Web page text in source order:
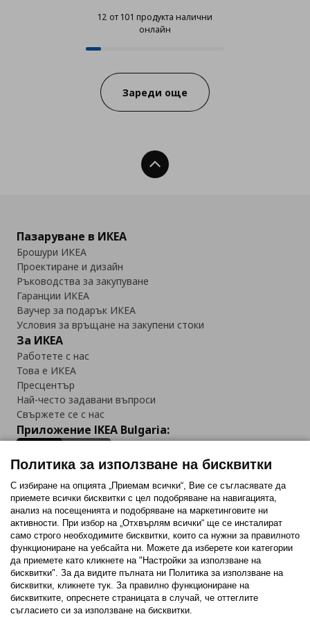
12 от 101 продукта налични
онлайн
12 от 101 продукта налични
Progress:
Зареди още
Нагоре
Пазаруване в ИКЕА
Брошури ИКЕА
Проектиране и дизайн
Ръководства за закупуване
Гаранции ИКЕА
Ваучер за подарък ИКЕА
Условия за връщане на закупени стоки
За ИКЕА
Работете с нас
Това е ИКЕА
Пресцентър
Най-често задавани въпроси
Свържете се с нас
Приложение IKEA Bulgaria:
Последвайте ни:
FacebookTwitterYoutubePinterestInstagram
Политика за използване на бисквитки (Cookies)
Политика за използване на бисквитки
С избиране на опцията „Приемам всички“, Вие се съгласявате да
приемете всички бисквитки с цел подобряване на навигацията,
анализ на посещенията и подобряване на маркетинговите ни
активности. При избор на „Отхвърлям всички“ ще се инсталират
само строго необходимитe бисквитки, които са нужни за правилното
функциониране на уебсайта ни. Можете да изберете кои категории
да приемете като кликнете на "Настройки за използване на
бисквитки". За да видите пълната ни Политика за използване на
бисквитки, кликнете тук. За правилно функциониране на
бисквитките, опреснете страницата в случай, че оттеглите
съгласието си за използване на бисквитки.